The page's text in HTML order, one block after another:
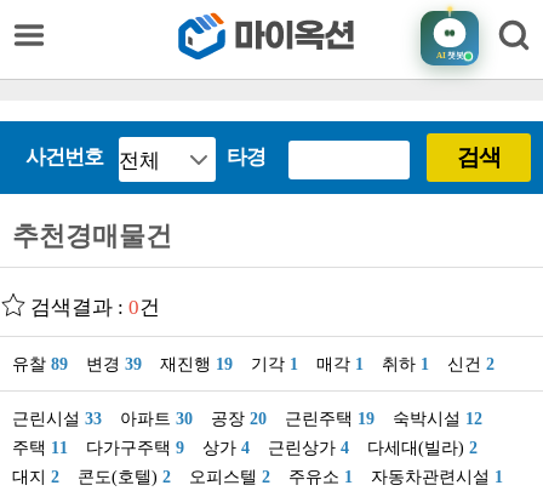
AI챗봇
사건번호 타경 검색
추천경매물건
검색결과 : 0건
유찰 89 변경 39 재진행 19 기각 1 매각 1 취하 1 신건 2
근린시설 33 아파트 30 공장 20 근린주택 19 숙박시설 12
주택 11 다가구주택 9 상가 4 근린상가 4 다세대(빌라) 2
대지 2 콘도(호텔) 2 오피스텔 2 주유소 1 자동차관련시설 1